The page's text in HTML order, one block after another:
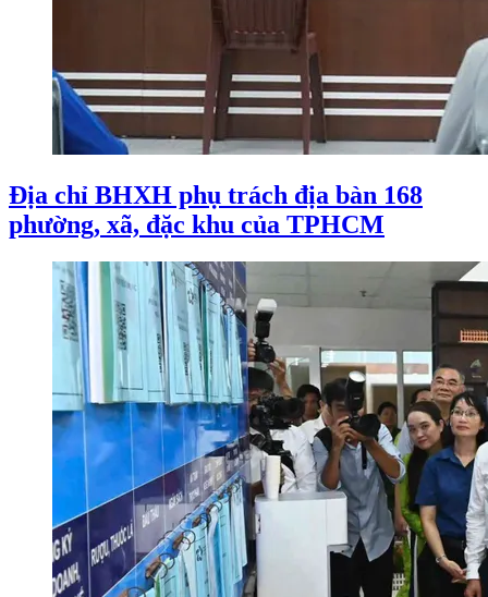
Địa chỉ BHXH phụ trách địa bàn 168
phường, xã, đặc khu của TPHCM